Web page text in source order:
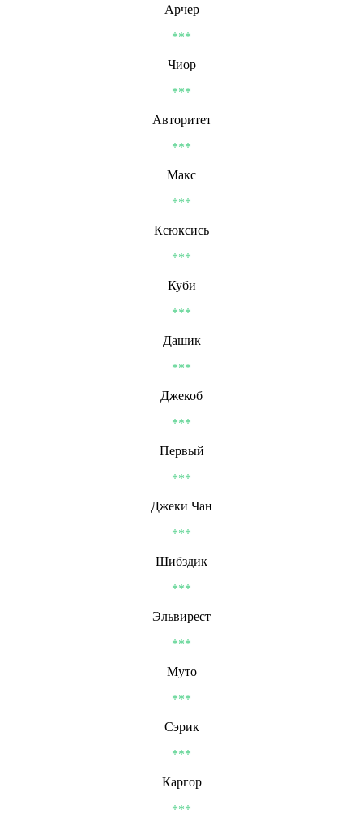
Арчер
***
Чиор
***
Авторитет
***
Макс
***
Ксюксись
***
Куби
***
Дашик
***
Джекоб
***
Первый
***
Джеки Чан
***
Шибздик
***
Эльвирест
***
Муто
***
Сэрик
***
Каргор
***